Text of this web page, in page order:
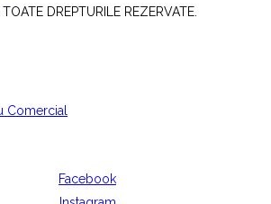
DREPTURILE REZERVATE.
Comercial
Facebook